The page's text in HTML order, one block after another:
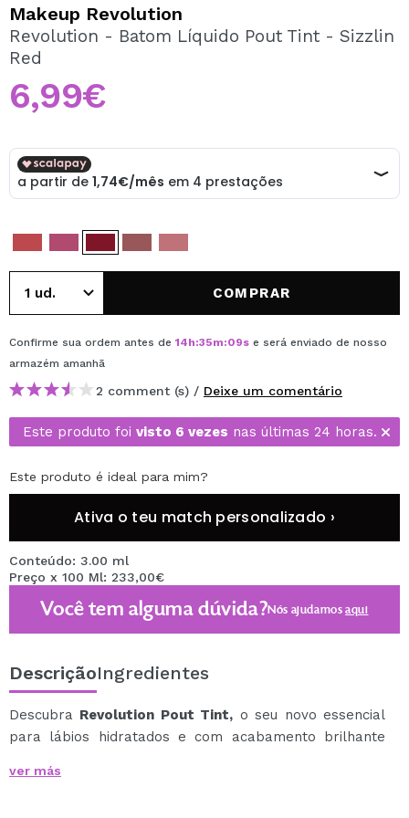
Ao criar uma conta no Maquibeauty.pt pode fazer as suas
compras rapidamente, verificar o estado das suas
Makeup Revolution
Revolution - Batom Líquido Pout Tint - Sizzlin
Red
6,99€
COMPRAR
Confirme sua ordem antes de 14h:35m:09s e será enviado de nosso
armazém amanhã
2 comment (s) / Deixe um comentário
Este produto foi visto 6 vezes nas últimas 24 horas.
Este produto é ideal para mim?
Ativa o teu match personalizado ›
Conteúdo: 3.00 ml
Preço x 100 Ml: 233,00€
Você tem alguma dúvida?Nós ajudamosaqui
DescriçãoIngredientes
Descubra Revolution Pout Tint, o seu novo essencial
para lábios hidratados e com acabamento brilhante
Este produto inovador combina o melhor de um brilho
ver más